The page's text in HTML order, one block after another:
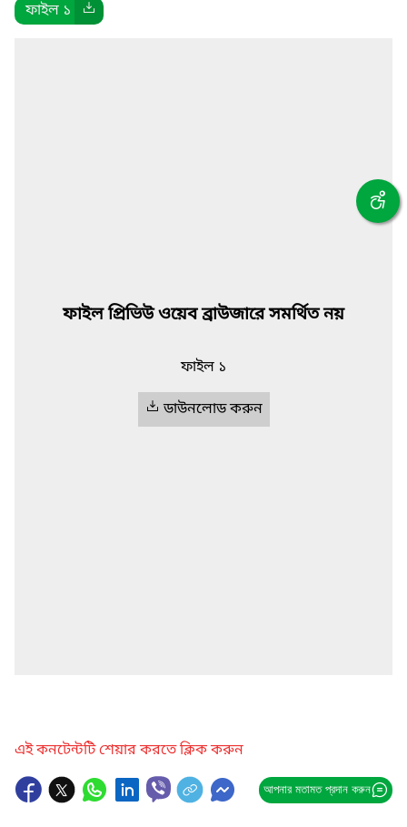
ফাইল ১
ফাইল প্রিভিউ ওয়েব ব্রাউজারে সমর্থিত নয়
ফাইল ১
ডাউনলোড করুন
এই কনটেন্টটি শেয়ার করতে ক্লিক করুন
আপনার মতামত প্রদান করুন